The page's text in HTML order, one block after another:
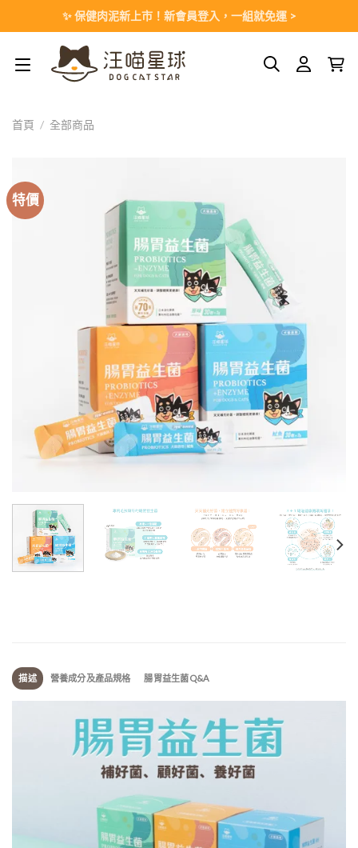
✨ 保健肉泥新上市！新會員登入，一組就免運 >
首頁 / 全部商品
特價
描述 營養成分及產品規格 腸胃益生菌Q&A